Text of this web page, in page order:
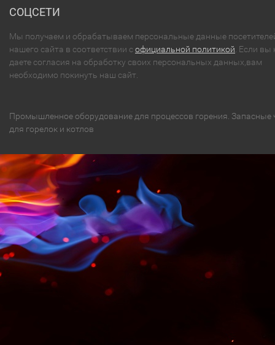
СОЦСЕТИ
Мы получаем и обрабатываем персональные данные
нашего сайта в соответствии софициальной политикой . Если вы
даете согласия на обработку своих персональных данных,вам
необходимо покинуть наш сайт.
Промышленное оборудование для процессов горения. Запасные
для горелок и котлов